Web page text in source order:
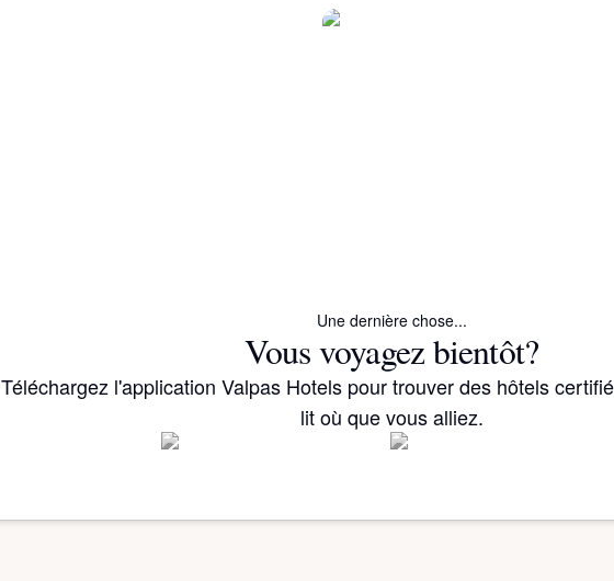
Une dernière chose...
Vous voyagez bientôt?
Téléchargez l'application Valpas Hotels pour trouver des hôtels
lit où que vous alliez.